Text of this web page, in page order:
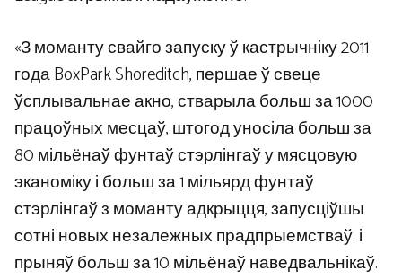
«З моманту свайго запуску ў кастрычніку 2011
года BoxPark Shoreditch, першае ў свеце
ўсплывальнае акно, стварыла больш за 1000
працоўных месцаў, штогод уносіла больш за
80 мільёнаў фунтаў стэрлінгаў у мясцовую
эканоміку і больш за 1 мільярд фунтаў
стэрлінгаў з моманту адкрыцця, запусціўшы
сотні новых незалежных прадпрыемстваў. і
прыняў больш за 10 мільёнаў наведвальнікаў.